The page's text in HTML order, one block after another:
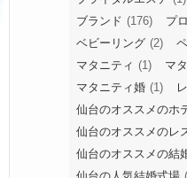
ブランド (176) プ
ベビーリング (2)
マタニティ (1) マ
マタニティ婚 (1)
仙台のオススメのホ
仙台のオススメのレ
仙台のオススメの結